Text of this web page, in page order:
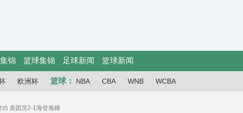
锦 篮球集锦 足球新闻 篮球新闻
欧洲杯 篮球： NBA CBA WNB WCBA
美因茨2-1海登海姆